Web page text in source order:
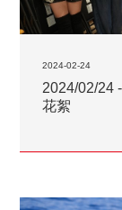
2024-02-24
2024/02/24
花絮